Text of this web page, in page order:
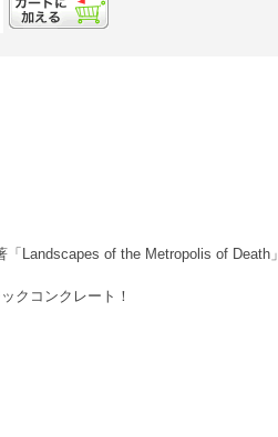
Landscapes of the Metropolis of Death」
クコンクレート！